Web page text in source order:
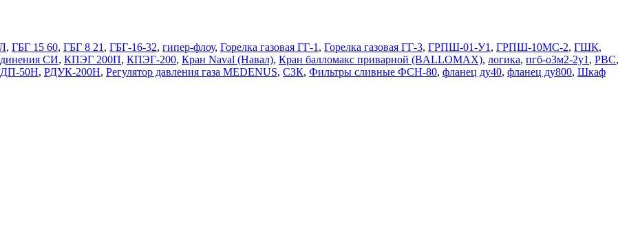
, ГБГ 15 60, ГБГ 8 21 , ГБГ-16-32, гипер-флоу, Горелка газовая ГГ-1 , Горелка газовая ГГ-3, ГРПШ-01-У1 , ГРПШ-10МС-2, ГШК,
СИ, КПЭГ 200П, КПЭГ-200, Кран Naval (Навал), Кран балломакс приварной (BALLOMAX), логика, пгб-о3м2-2у1 , РВС,
50Н, РДУК-200Н, Регулятор давления газа MEDENUS, СЗК, Фильтры сливные ФСН-80, фланец ду40, фланец ду800, Шкаф